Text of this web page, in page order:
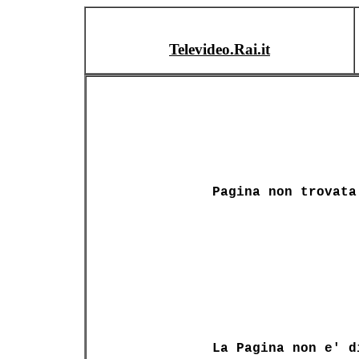
Televideo.Rai.it
Pagina non trovata
La Pagina non e'